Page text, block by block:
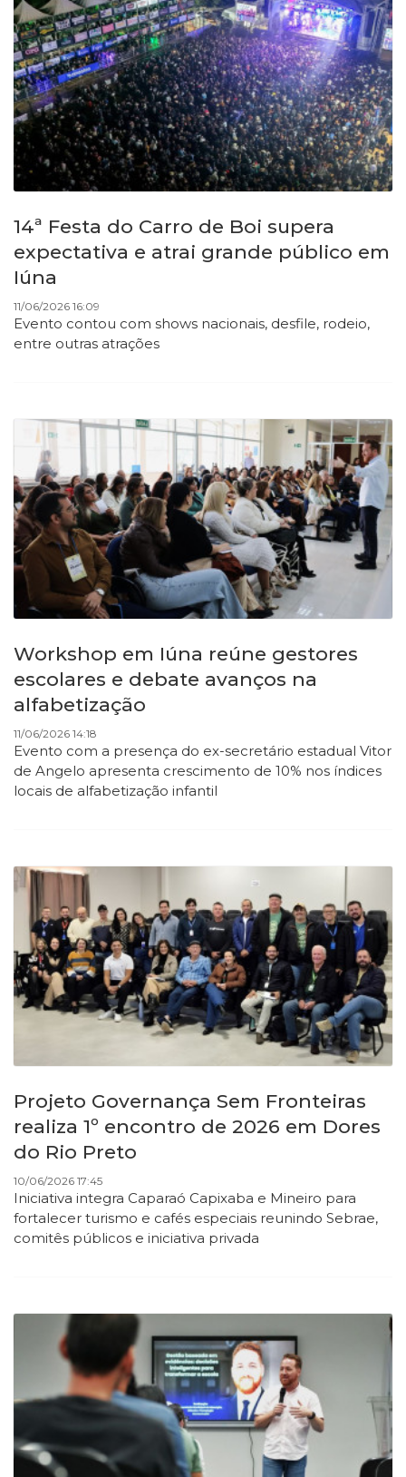
14ª Festa do Carro de Boi supera
expectativa e atrai grande público em
Iúna
11/06/2026 16:09
Evento contou com shows nacionais, desfile, rodeio,
entre outras atrações
Workshop em Iúna reúne gestores
escolares e debate avanços na
alfabetização
11/06/2026 14:18
Evento com a presença do ex-secretário estadual Vitor
de Angelo apresenta crescimento de 10% nos índices
locais de alfabetização infantil
Projeto Governança Sem Fronteiras
realiza 1º encontro de 2026 em Dores
do Rio Preto
10/06/2026 17:45
Iniciativa integra Caparaó Capixaba e Mineiro para
fortalecer turismo e cafés especiais reunindo Sebrae,
comitês públicos e iniciativa privada